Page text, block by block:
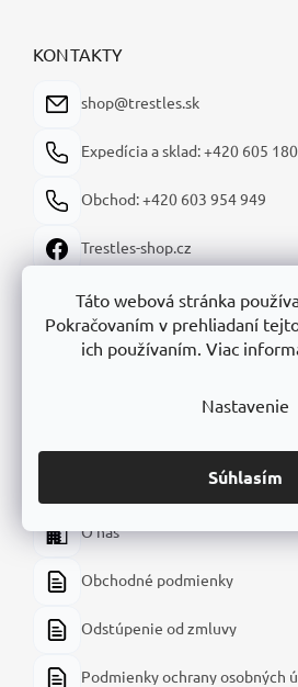
Táto webová stránka
Pokračovaním v prehliadaní
ich používaním. Viac
Nastavenie
Súhlasím
KONTAKTY
shop@trestles.sk
Expedícia a sklad: +420 605
Obchod: +420 603 954 949
Trestles-shop.cz
trestles_shop
Trestles-shop
O nás
Obchodné podmienky
Odstúpenie od zmluvy
Podmienky ochrany osobných